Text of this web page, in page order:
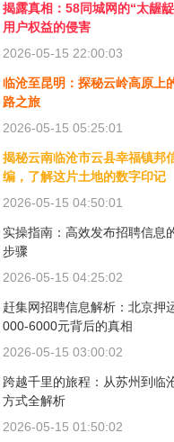
揭露真相：58同城网的“太龌
用户权益的侵害
2026-05-15 22:00:03
临沧至昆明：探秘云岭高原上
路之旅
2026-05-15 05:25:01
揭秘云南临沧市云县幸福镇邦
编，了解这片土地的数字印记
2026-05-15 04:50:01
实操指南：高效发布招聘信息
步骤
2026-05-15 04:25:02
赶集网招聘信息解析：北京押
000-6000元背后的真相
2026-05-15 03:00:02
跨越千里的旅程：从苏州到临
方式全解析
2026-05-15 01:50:02